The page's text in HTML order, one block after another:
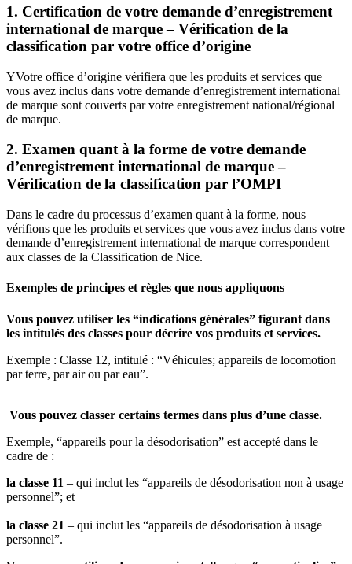
1. Certification de votre demande d’enregistrement
international de marque – Vérification de la
classification par votre office d’origine
YVotre office d’origine vérifiera que les produits et services que
vous avez inclus dans votre demande d’enregistrement international
de marque sont couverts par votre enregistrement national/régional
de marque.
2. Examen quant à la forme de votre demande
d’enregistrement international de marque –
Vérification de la classification par l’OMPI
Dans le cadre du processus d’examen quant à la forme, nous
vérifions que les produits et services que vous avez inclus dans votre
demande d’enregistrement international de marque correspondent
aux classes de la Classification de Nice.
Exemples de principes et règles que nous appliquons
Vous pouvez utiliser les “indications générales” figurant dans
les intitulés des classes pour décrire vos produits et services.
Exemple : Classe 12, intitulé : “Véhicules; appareils de locomotion
par terre, par air ou par eau”.
Vous pouvez classer certains termes dans plus d’une classe.
Exemple, “appareils pour la désodorisation” est accepté dans le
cadre de :
la classe 11 – qui inclut les “appareils de désodorisation non à usage
personnel”; et
la classe 21 – qui inclut les “appareils de désodorisation à usage
personnel”.